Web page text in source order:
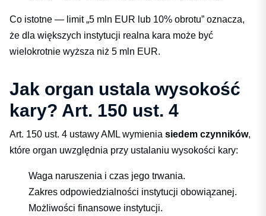
Co istotne — limit „5 mln EUR lub 10% obrotu” oznacza,
że dla większych instytucji realna kara może być
wielokrotnie wyższa niż 5 mln EUR.
Jak organ ustala wysokość
kary? Art. 150 ust. 4
Art. 150 ust. 4 ustawy AML wymienia siedem czynników,
które organ uwzględnia przy ustalaniu wysokości kary:
Waga naruszenia i czas jego trwania.
Zakres odpowiedzialności instytucji obowiązanej.
Możliwości finansowe instytucji.